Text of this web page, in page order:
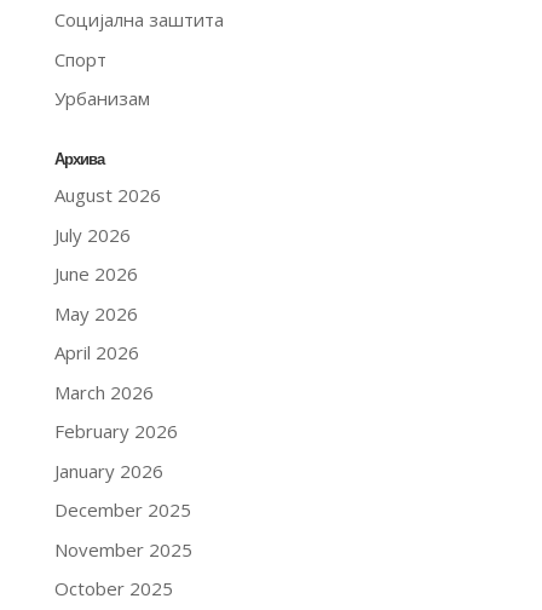
Социјална заштита
Спорт
Урбанизам
Архива
August 2026
July 2026
June 2026
May 2026
April 2026
March 2026
February 2026
January 2026
December 2025
November 2025
October 2025